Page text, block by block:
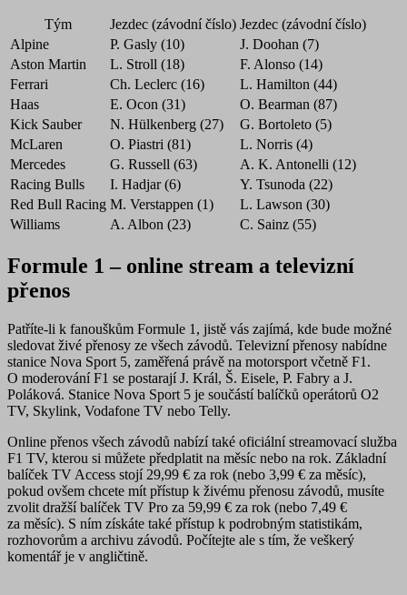
Tým Jezdec (závodní číslo) Jezdec (závodní číslo)
Alpine
P. Gasly (10)
J. Doohan (7)
Aston Martin
L. Stroll (18)
F. Alonso (14)
Ferrari
Ch. Leclerc (16)
L. Hamilton (44)
Haas
E. Ocon (31)
O. Bearman (87)
Kick Sauber
N. Hülkenberg (27)
G. Bortoleto (5)
McLaren
O. Piastri (81)
L. Norris (4)
Mercedes
G. Russell (63)
A. K. Antonelli (12)
Racing Bulls
I. Hadjar (6)
Y. Tsunoda (22)
Red Bull Racing M. Verstappen (1)
L. Lawson (30)
Williams
A. Albon (23) C. Sainz (55)
Formule 1 – online stream a televizní
přenos
Patříte-li k fanouškům Formule 1, jistě vás zajímá, kde bude možné
sledovat živé přenosy ze všech závodů. Televizní přenosy nabídne
stanice Nova Sport 5, zaměřená právě na motorsport včetně F1.
O moderování F1 se postarají J. Král, Š. Eisele, P. Fabry a J.
Poláková. Stanice Nova Sport 5 je součástí balíčků operátorů O2
TV, Skylink, Vodafone TV nebo Telly.
Online přenos všech závodů nabízí také oficiálnístreamovací služba
F1 TV, kterou si můžete předplatit na měsíc nebo na rok. Základní
balíček TV Access stojí 29,99 € za rok (nebo 3,99 € za měsíc),
pokud ovšem chcete mít přístup k živému přenosu závodů, musíte
zvolit dražší balíček TV Pro za 59,99 € za rok (nebo 7,49 €
za měsíc). S ním získáte také přístup k podrobným statistikám,
rozhovorům a archivu závodů. Počítejte ale s tím, že veškerý
komentář je v angličtině.